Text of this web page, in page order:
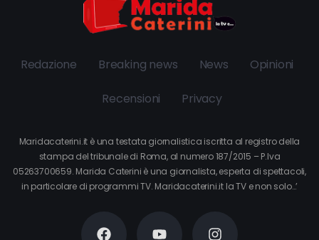
Redazione Breaking news News Opinioni
Recensioni Privacy
Maridacaterini.it è una testata giornalistica iscritta al registro della
stampa del tribunale di Roma, al numero 187/2015 – P.Iva
05263700659. Marida Caterini è una giornalista, esperta di spettacoli,
in particolare di programmi TV. Maridacaterini.it la TV e non solo…’